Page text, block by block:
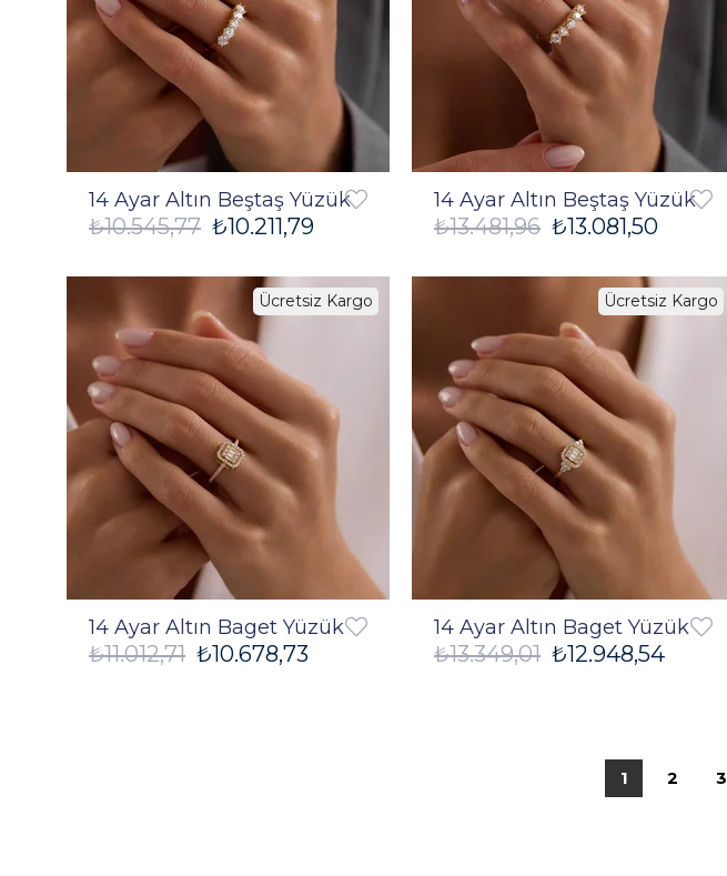
14 Ayar Altın Beştaş Yüzük
₺10.211,79
₺10.545,77
14 Ayar Altın Beştaş Yüzük
₺13.081,50
₺13.481,96
14 Ayar Altın Baget Yüzük
₺10.678,73
₺11.012,71
Ücretsiz Kargo
14 Ayar Altın Baget Yüzük
₺12.948,54
₺13.349,01
Ücretsiz Kargo
1 2 3